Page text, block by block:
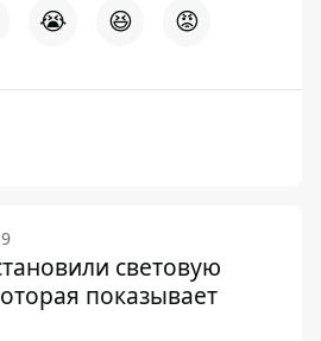
😭 😆 😡
световую
показывает